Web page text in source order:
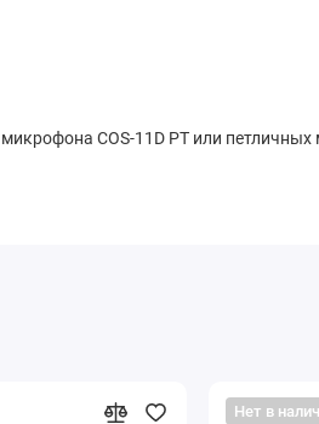
COS-11D PT или
Нет в